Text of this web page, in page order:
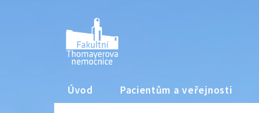
Úvod Pacientům a veřejnosti